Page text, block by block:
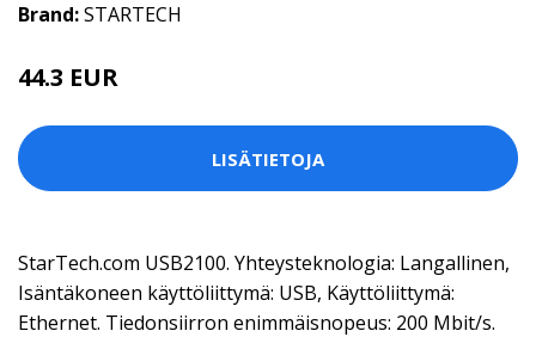
Brand:STARTECH
44.3 EUR
LISÄTIETOJA
StarTech.com USB2100. Yhteysteknologia: Langallinen,
Isäntäkoneen käyttöliittymä: USB, Käyttöliittymä:
Ethernet. Tiedonsiirron enimmäisnopeus: 200 Mbit/s.